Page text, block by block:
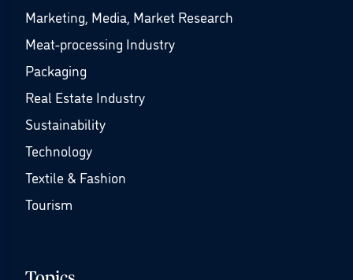
Marketing, Media, Market Research
Meat-processing Industry
Packaging
Real Estate Industry
Sustainability
Technology
Textile & Fashion
Tourism